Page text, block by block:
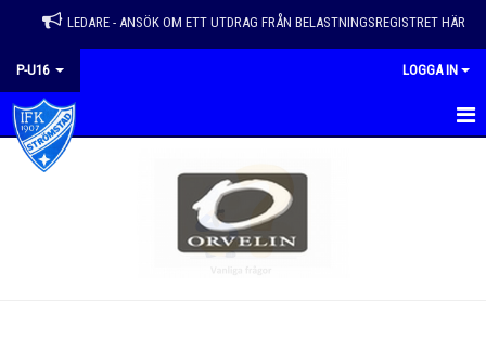
LEDARE - ANSÖK OM ETT UTDRAG FRÅN BELASTNINGSREGISTRET HÄR
P-U16 LOGGA IN
HEM